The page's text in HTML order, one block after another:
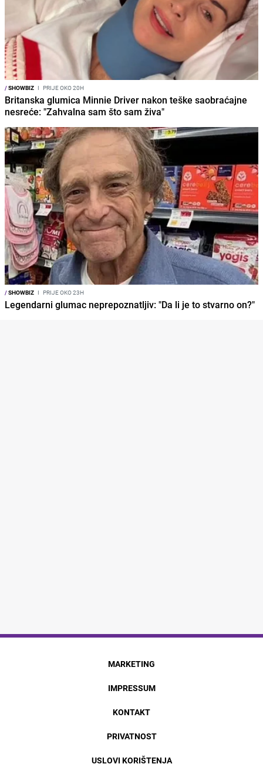
/SHOWBIZ I PRIJE OKO 20H
Britanska glumica Minnie Driver nakon teške saobraćajne
nesreće: "Zahvalna sam što sam živa"
/SHOWBIZ I PRIJE OKO 23H
Legendarni glumac neprepoznatljiv: "Da li je to stvarno on?"
MARKETING
IMPRESSUM
KONTAKT
PRIVATNOST
USLOVI KORIŠTENJA